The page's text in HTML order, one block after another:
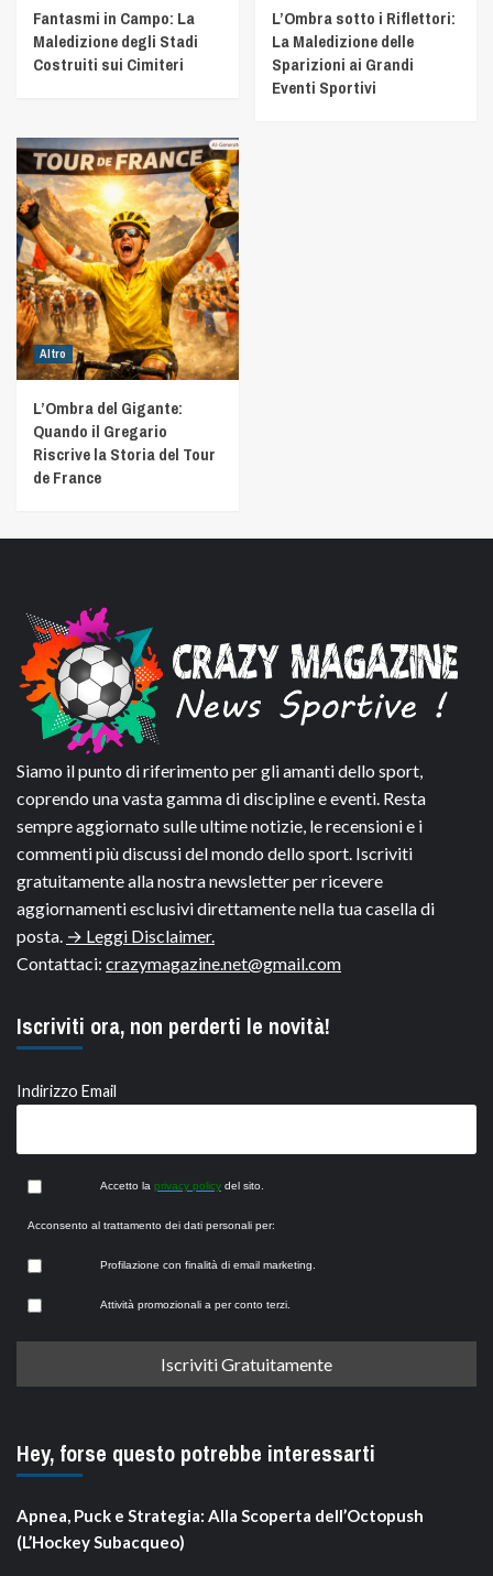
Fantasmi in Campo: La
Maledizione degli Stadi
Costruiti sui Cimiteri
L’Ombra sotto i Riflettori:
La Maledizione delle
Sparizioni ai Grandi
Eventi Sportivi
Altro
L’Ombra del Gigante:
Quando il Gregario
Riscrive la Storia del Tour
de France
Siamo il punto di riferimento per gli amanti dello sport,
coprendo una vasta gamma di discipline e eventi. Resta
sempre aggiornato sulle ultime notizie, le recensioni e i
commenti più discussi del mondo dello sport. Iscriviti
gratuitamente alla nostra newsletter per ricevere
aggiornamenti esclusivi direttamente nella tua casella di
posta. → Leggi Disclaimer.
Contattaci: crazymagazine.net@gmail.com
Iscriviti ora, non perderti le novità!
Indirizzo Email
Accetto la privacy policy del sito.
Acconsento al trattamento dei dati personali per:
Profilazione con finalità di email marketing.
Attività promozionali a per conto terzi.
Hey, forse questo potrebbe interessarti
Apnea, Puck e Strategia: Alla Scoperta dell’Octopush
(L’Hockey Subacqueo)